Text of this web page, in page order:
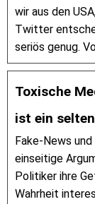
wir aus den
Twitter
seriös genug.
Toxische
ist ein
Fake-News
einseitige
Politiker ihre
Wahrheit